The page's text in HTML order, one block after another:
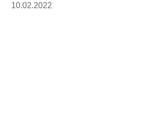
10.02.2022